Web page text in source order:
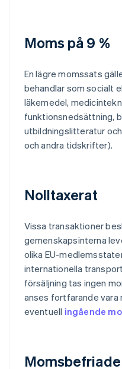
Moms på 9 %
En lägre momssats
behandlar som socialt
läkemedel,
funktionsnedsättning,
utbildningslitteratur
och andra tidskrifter).
Nolltaxerat
Vissa transaktioner
gemenskapsinterna
olika EU-
internationella
försäljning tas ingen
anses fortfarande
eventuell ingående